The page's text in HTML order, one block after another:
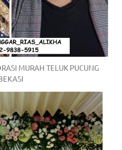
MURAH TELUK PUCUNG